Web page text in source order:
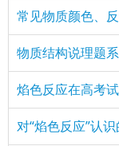
常见物质颜色、
物质结构说理题
焰色反应在高考
对“焰色反应”认